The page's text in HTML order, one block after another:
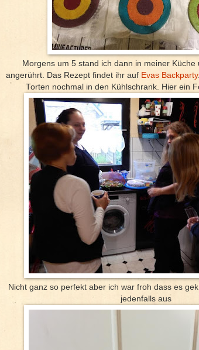
Morgens um 5 stand ich dann in meiner Küche
angerührt. Das Rezept findet ihr auf Evas Backparty
Torten nochmal in den Kühlschrank. Hier ein
Nicht ganz so perfekt aber ich war froh dass es
jedenfalls aus